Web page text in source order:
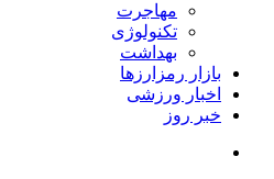
مهاجرت
تکنولوژی
بهداشت
بازار رمزارزها
اخبار ورزشی
خبر روز